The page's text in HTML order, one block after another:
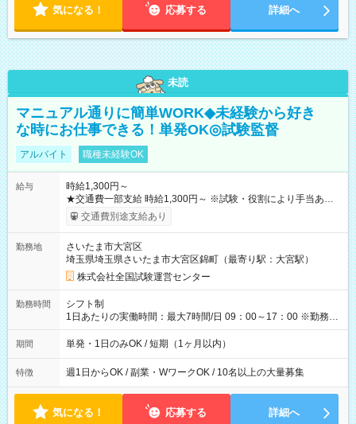
気になる！ 応募する 詳細へ
未読
マニュアル通りに簡単WORK◆未経験から好き
な時にお仕事できる！単発OK◎試験監督
アルバイト 職種未経験OK
給与
時給1,300円～
★交通費一部支給 時給1,300円～ ※試験・役割により手当あり
※勤務回数により昇給あり 【即給（前払い）オプションあ
り！】 希望される場合、勤務から1週間ほどで給与の一部を受け
例】 ・河合塾模擬試験 8:30～17:30（休憩1時間） 時給1,300円
×8時間＝日収10,400円＋交通費 ※当日の役割により時給＋100
円の場合あり ・国家試験 7:00～13:30（休憩なし） 時給1,300
円（役割手当＋100円）×6時間＝日収8,400円＋交通費 【試用期
間】試用期間なし
交通費別途支給あり
勤務地
さいたま市大宮区
埼玉県埼玉県さいたま市大宮区錦町（最寄り駅：大宮駅）
株式会社全国試験運営センター
勤務時間
シフト制
1日あたりの実働時間：最大7時間/日 09：00～17：00 ※勤務時
間は 試験により異なります。
期間 単発・1日のみOK / 短期（1ヶ月以内）
特徴 週1日からOK / 副業・WワークOK / 10名以上の大量募集
気になる！ 応募する 詳細へ